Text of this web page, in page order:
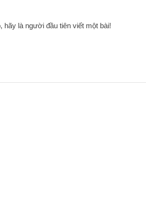
hãy là người đầu tiên viết một bài!